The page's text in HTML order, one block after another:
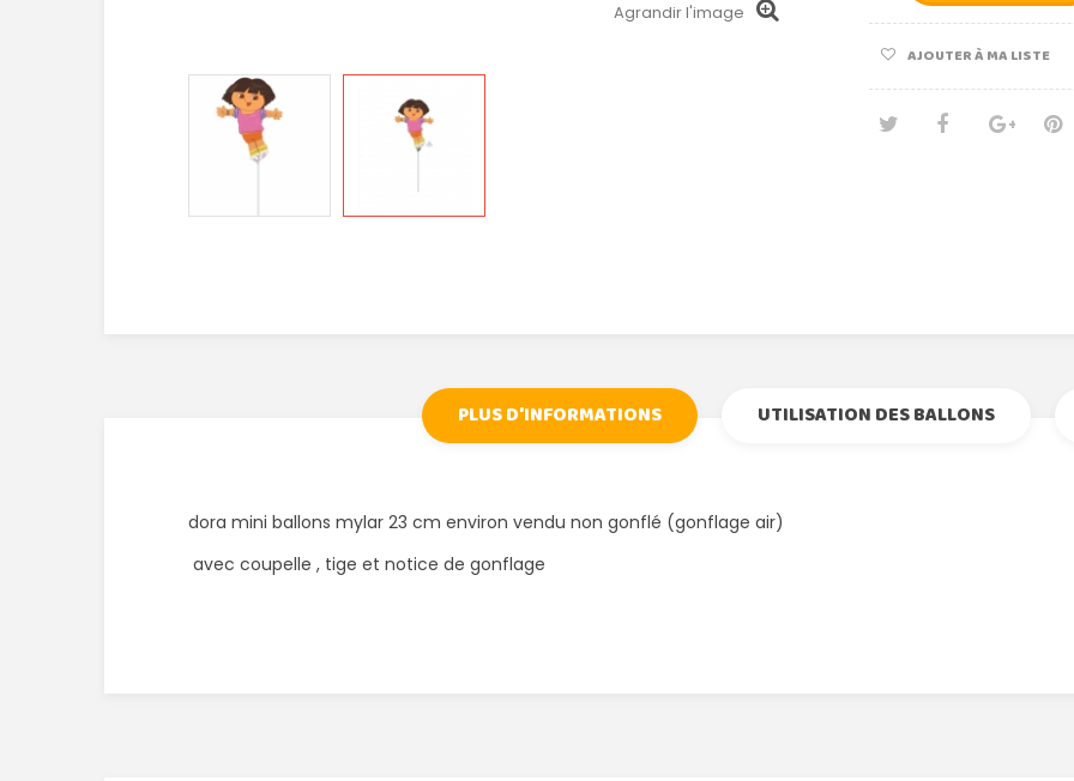
Agrandir l'image
AJOUTER À MA LISTE
PLUS D'INFORMATIONS UTILISATION DES BALLONS
dora mini ballons mylar 23 cm environ vendu non gonflé (gonflage air)
avec coupelle , tige et notice de gonflage